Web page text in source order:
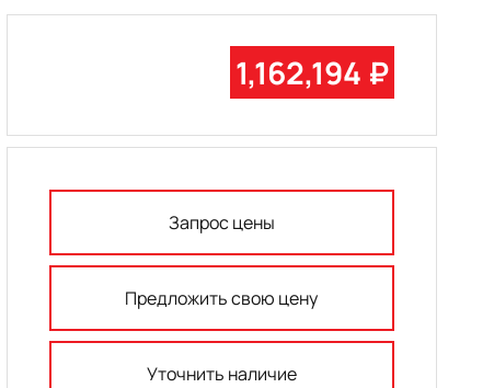
1,162,194 ₽
Запрос цены
Предложить свою цену
Уточнить наличие